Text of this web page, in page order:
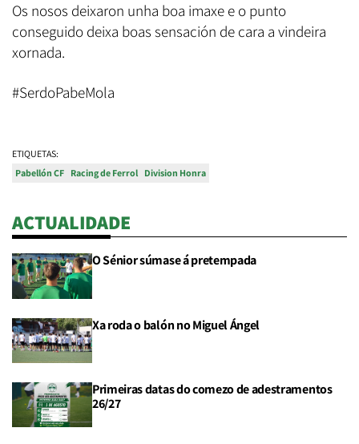
Os nosos deixaron unha boa imaxe e o punto
conseguido deixa boas sensación de cara a vindeira
xornada.
#SerdoPabeMola
ETIQUETAS:
Pabellón CF Racing de Ferrol Division Honra
ACTUALIDADE
O Sénior súmase á pretempada
Xa roda o balón no Miguel Ángel
Primeiras datas do comezo de adestramentos
26/27